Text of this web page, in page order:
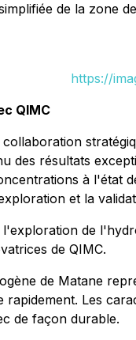
de la zone
https://
QIMC
des résultats
à l'état
et la
de
de QIMC.
de Matane
Les
de façon durable.